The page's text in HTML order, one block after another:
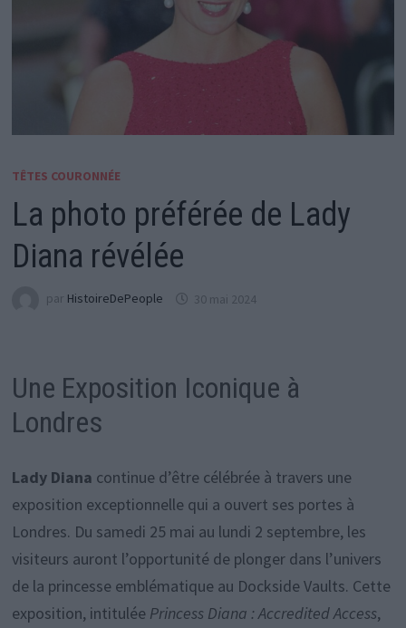
TÊTES COURONNÉE
La photo préférée de Lady
Diana révélée
par HistoireDePeople 30 mai 2024
Une Exposition Iconique à
Londres
Lady Diana continue d’être célébrée à travers une
exposition exceptionnelle qui a ouvert ses portes à
Londres. Du samedi 25 mai au lundi 2 septembre, les
visiteurs auront l’opportunité de plonger dans l’univers
de la princesse emblématique au Dockside Vaults. Cette
exposition, intitulée Princess Diana : Accredited Access,